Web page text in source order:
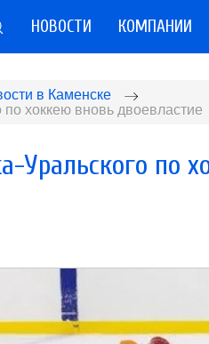
НОВОСТИ КОМПАНИИ
в Каменске
хоккею вновь двоевластие
Уральского по